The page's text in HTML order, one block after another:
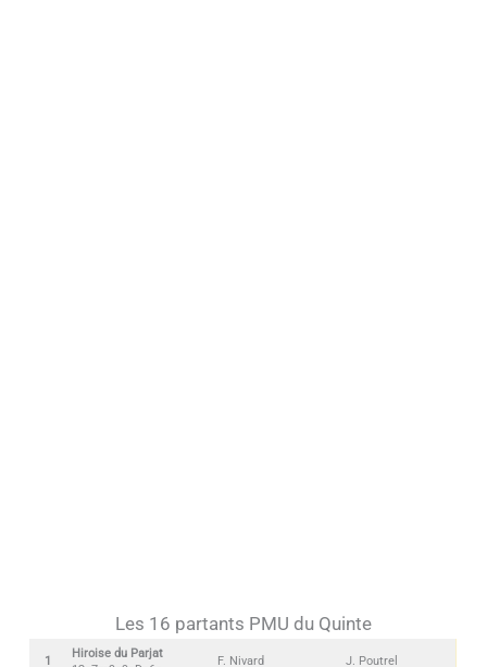
Les 16 partants PMU du Quinte
1
Hiroise du Parjat
F. Nivard J. Poutrel